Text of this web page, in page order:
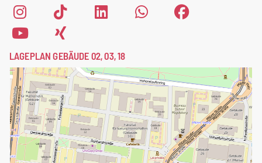
LAGEPLAN GEBÄUDE 02, 03, 18